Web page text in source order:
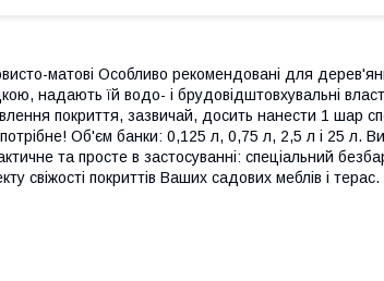
матові Особливо рекомендовані для
надають їй водо- і брудовідштовхувальні
покриття, зазвичай, досить нанести 1 шар
Об'єм банки: 0,125 л, 0,75 л, 2,5 л і 25 л.
та просте в застосуванні: спеціальний
покриттів Ваших садових меблів і терас.